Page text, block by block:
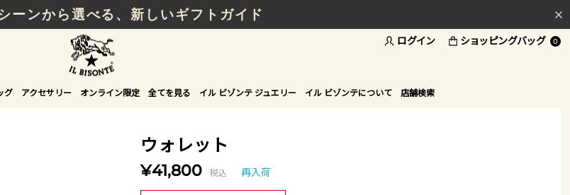
ーンから選べる、新しいギフトガイド
ログイン ショッピングバッグ 0
グ アクセサリー オンライン限定 全てを見る イル ビゾンテ ジュエリー イル ビゾンテについて 店舗検索
ウォレット
¥41,800 税込 再入荷